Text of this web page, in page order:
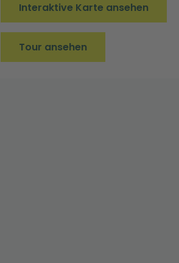
Interaktive Karte ansehen
Tour ansehen